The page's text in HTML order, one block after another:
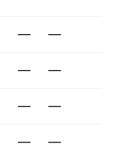
— —
— —
— —
— —